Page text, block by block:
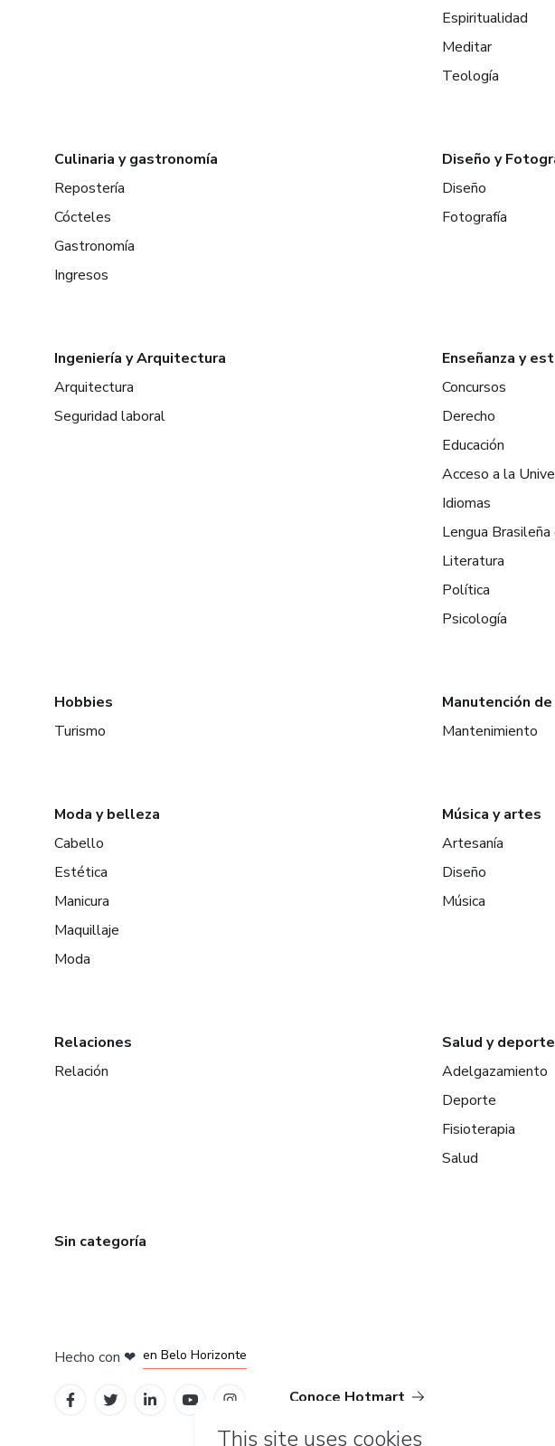
Espiritualidad
Meditar
Teología
Culinaria y gastronomía
Repostería
Cócteles
Gastronomía
Ingresos
Diseño y
Diseño
Fotografía
Ingeniería y Arquitectura
Arquitectura
Seguridad laboral
Enseñanza y
Concursos
Derecho
Educación
Acceso a la
Idiomas
Lengua Brasileña
Literatura
Política
Psicología
Hobbies
Turismo
Manutención
Mantenimiento
Moda y belleza
Cabello
Estética
Manicura
Maquillaje
Moda
Música y artes
Artesanía
Diseño
Música
Relaciones
Relación
Salud y
Adelgazamiento
Deporte
Fisioterapia
Salud
Sin categoría
Hecho con ❤ en Belo Horizonte
Conoce Hotmart